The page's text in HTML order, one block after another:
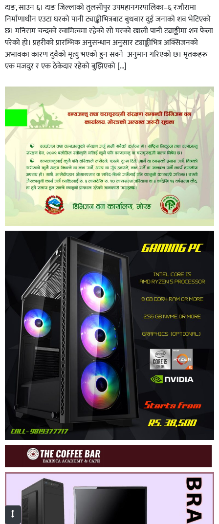
दाङ, साउन ६। दाङ जिल्लाको तुलसीपुर उपमहानगरपालिका–६ रजौरामा
निर्माणाधीन एउटा घरको पानी ट्याङ्कीभित्रबाट बुधबार दुई जनाको शव भेटिएको
छ। मनिराम चन्दको स्वामित्वमा रहेको सो घरको खाली पानी ट्याङ्कीमा शव फेला
परेको हो। प्रहरीकाे प्रारम्भिक अनुसन्धान अनुसार ट्याङ्कीभित्र अक्सिजनको
अभावका कारण दुवैको मृत्यु भएको हुन सक्ने अनुमान गरिएको छ। मृतकहरू
एक मजदुर र एक ठेकेदार रहेको बुझिएको […]